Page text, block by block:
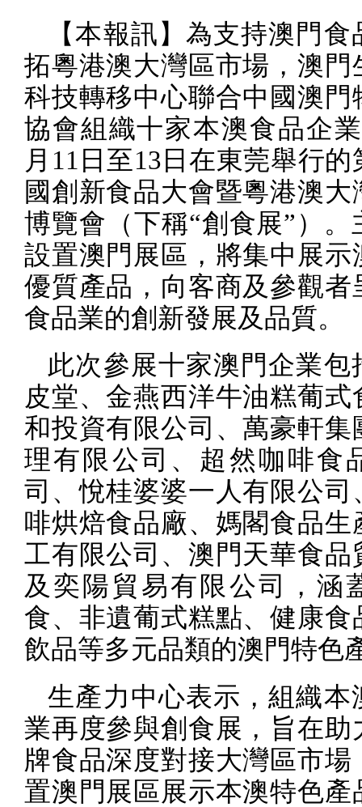
【本報訊】為支持澳門
拓粵港澳大灣區市場，澳門
科技轉移中心聯合中國澳門
協會組織十家本澳食品企
月 11 日至13 日在東莞舉行的
國創新食品大會暨粵港澳大
博覽會（下稱“創食展”）。
設置澳門展區，將集中展示
優質產品，向客商及參觀者
食品業的創新發展及品質。
此次參展十家澳門企業包
皮堂、金燕西洋牛油糕葡式
和投資有限公司、萬豪軒集
理有限公司、超然咖啡食
司、悅桂婆婆一人有限公司
啡烘焙食品廠、媽閣食品生
工有限公司、澳門天華食品
及奕陽貿易有限公司，涵
食、非遺葡式糕點、健康食
飲品等多元品類的澳門特色
生產力中心表示，組織本
業再度參與創食展，旨在助
牌食品深度對接大灣區市場
置澳門展區展示本澳特色產